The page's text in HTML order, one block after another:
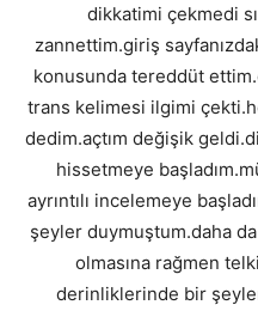
dikkatimi çekmedi
zannettim.giriş
konusunda tereddüt
trans kelimesi ilgimi
dedim.açtım değişik
hissetmeye
ayrıntılı incelemeye
şeyler duymuştum.daha
olmasına rağmen
derinliklerinde bir